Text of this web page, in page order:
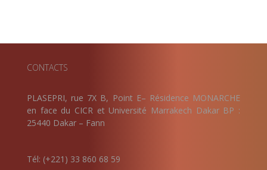
CONTACTS
PLASEPRI, rue 7X B, Point E– Résidence MONARCHE
en face du CICR et Université Marrakech Dakar BP :
25440 Dakar – Fann
Tél: (+221) 33 860 68 59